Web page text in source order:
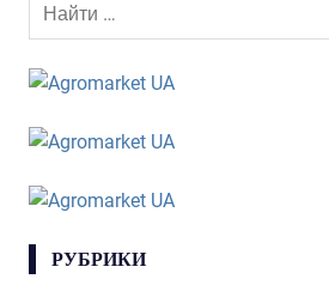
РУБРИКИ